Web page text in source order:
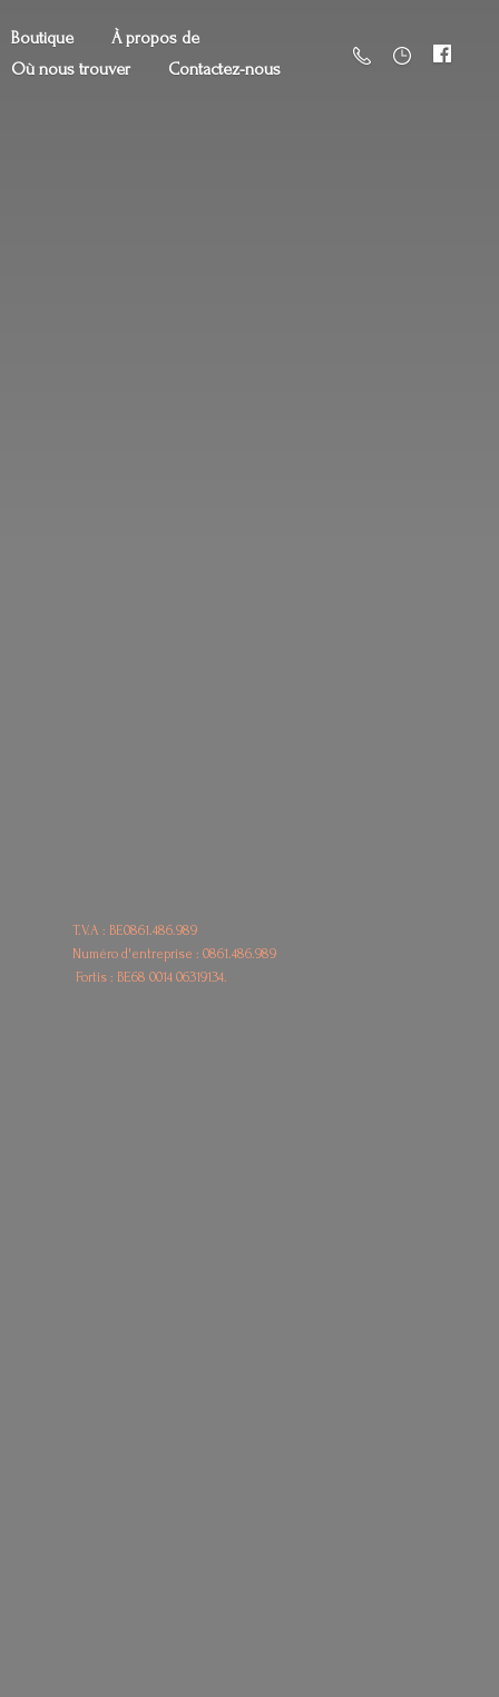
Boutique
À propos de
Où nous trouver
Contactez-nous
T.V.A : BE0861.486.989
Numéro d'entreprise : 0861.486.989
Fortis : BE680014 06319134.